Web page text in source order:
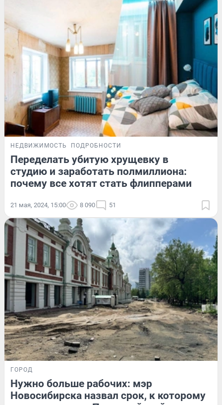
НЕДВИЖИМОСТЬ ПОДРОБНОСТИ
Переделать убитую хрущевку в
студию и заработать полмиллиона:
почему все хотят стать флипперами
21 мая, 2024, 15:00 8 090 51
ГОРОД
Нужно больше рабочих: мэр
Новосибирска назвал срок, к которому